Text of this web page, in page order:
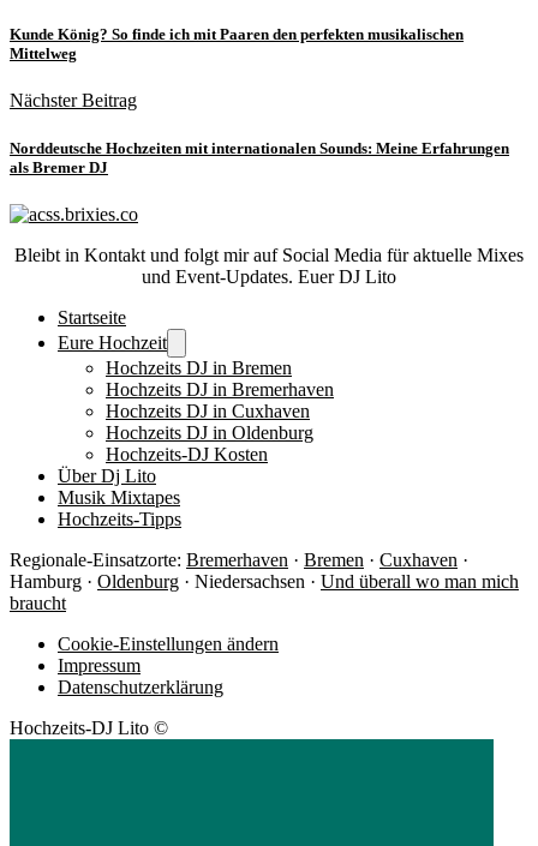
Kunde König? So finde ich mit Paaren den perfekten musikalischen
Mittelweg
Nächster Beitrag
Norddeutsche Hochzeiten mit internationalen Sounds: Meine Erfahrungen
als Bremer DJ
Bleibt in Kontakt und folgt mir auf Social Media für aktuelle Mixes
und Event-Updates. Euer DJ Lito
Startseite
Eure Hochzeit
Hochzeits DJ in Bremen
Hochzeits DJ in Bremerhaven
Hochzeits DJ in Cuxhaven
Hochzeits DJ in Oldenburg
Hochzeits-DJ Kosten
Über Dj Lito
Musik Mixtapes
Hochzeits-Tipps
Regionale-Einsatzorte: Bremerhaven · Bremen · Cuxhaven ·
Hamburg · Oldenburg · Niedersachsen · Und überall wo man mich
braucht
Cookie-Einstellungen ändern
Impressum
Datenschutzerklärung
Hochzeits-DJ Lito ©